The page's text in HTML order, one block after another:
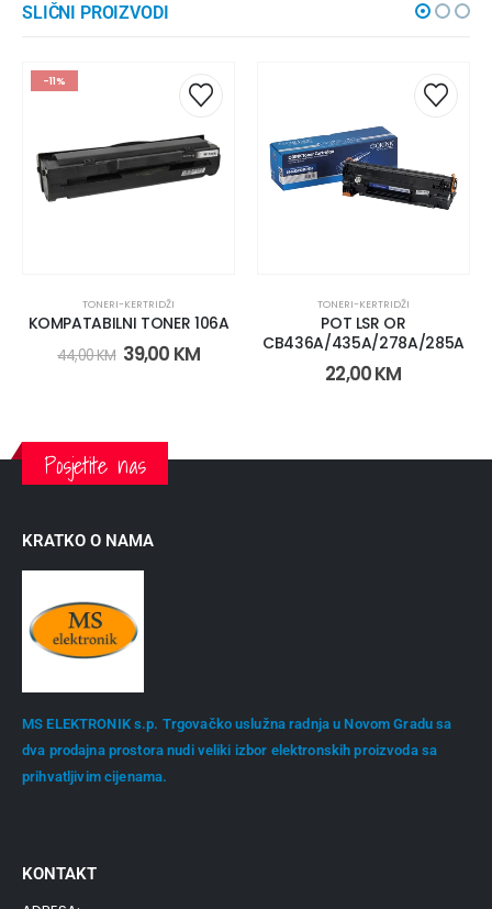
SLIČNI PROIZVODI
-11%
TONERI-KERTRIDŽI
KOMPATABILNI TONER 106A
44,00KM 39,00 KM
TONERI-KERTRIDŽI
POT LSR OR
CB436A/435A/278A/285A
22,00KM
Posjetite nas
KRATKO O NAMA
MS ELEKTRONIK s.p. Trgovačko uslužna radnja u Novom Gradu sa
dva prodajna prostora nudi veliki izbor elektronskih proizvoda sa
prihvatljivim cijenama.
KONTAKT